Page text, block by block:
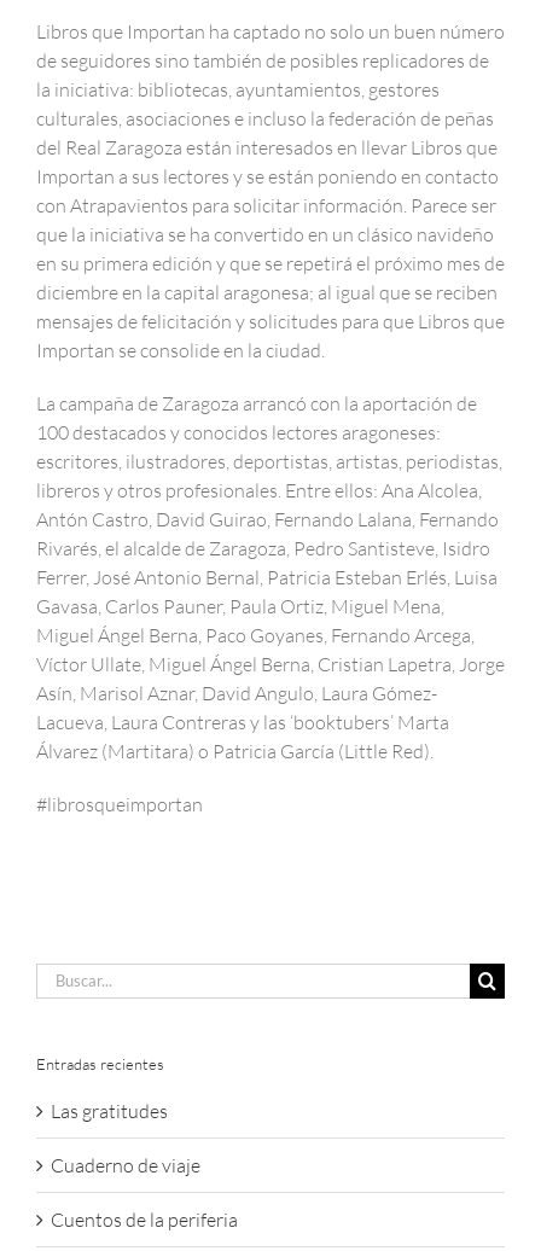
Libros que Importan ha captado no solo un buen número
de seguidores sino también de posibles replicadores de
la iniciativa: bibliotecas, ayuntamientos, gestores
culturales, asociaciones e incluso la federación de peñas
del Real Zaragoza están interesados en llevar Libros que
Importan a sus lectores y se están poniendo en contacto
con Atrapavientos para solicitar información. Parece ser
que la iniciativa se ha convertido en un clásico navideño
en su primera edición y que se repetirá el próximo mes de
diciembre en la capital aragonesa; al igual que se reciben
mensajes de felicitación y solicitudes para que Libros que
Importan se consolide en la ciudad.
La campaña de Zaragoza arrancó con la aportación de
100 destacados y conocidos lectores aragoneses:
escritores, ilustradores, deportistas, artistas, periodistas,
libreros y otros profesionales. Entre ellos: Ana Alcolea,
Antón Castro, David Guirao, Fernando Lalana, Fernando
Rivarés, el alcalde de Zaragoza, Pedro Santisteve, Isidro
Ferrer, José Antonio Bernal, Patricia Esteban Erlés, Luisa
Gavasa, Carlos Pauner, Paula Ortiz, Miguel Mena,
Miguel Ángel Berna, Paco Goyanes, Fernando Arcega,
Víctor Ullate, Miguel Ángel Berna, Cristian Lapetra, Jorge
Asín, Marisol Aznar, David Angulo, Laura Gómez-
Lacueva, Laura Contreras y las ‘booktubers’ Marta
Álvarez (Martitara) o Patricia García (Little Red).
#librosqueimportan
Buscar:
Entradas recientes
Las gratitudes
Cuaderno de viaje
Cuentos de la periferia